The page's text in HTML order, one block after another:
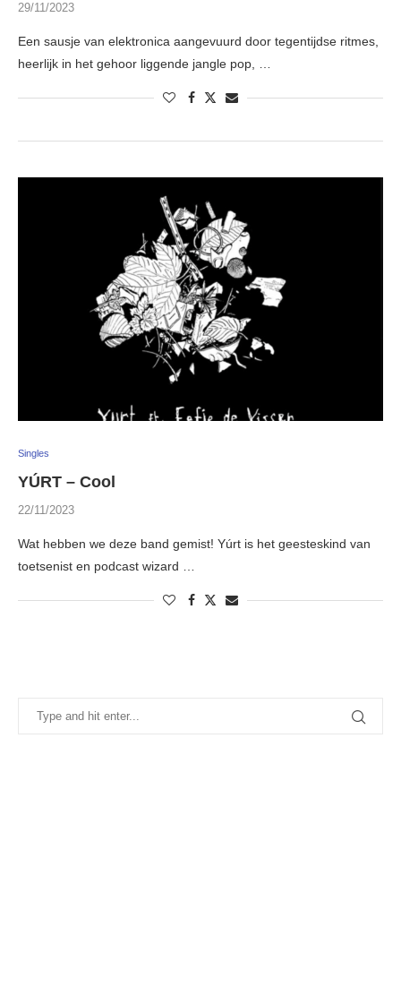
29/11/2023
Een sausje van elektronica aangevuurd door tegentijdse ritmes,
heerlijk in het gehoor liggende jangle pop, …
Singles
YÚRT – Cool
22/11/2023
Wat hebben we deze band gemist! Yúrt is het geesteskind van
toetsenist en podcast wizard …